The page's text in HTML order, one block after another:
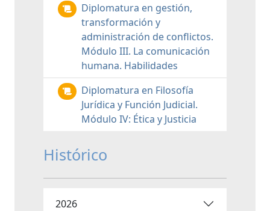
Diplomatura en gestión,
transformación y
administración de conflictos.
Módulo III. La comunicación
humana. Habilidades
Diplomatura en Filosofía
Jurídica y Función Judicial.
Módulo IV: Ética y Justicia
Histórico
2026